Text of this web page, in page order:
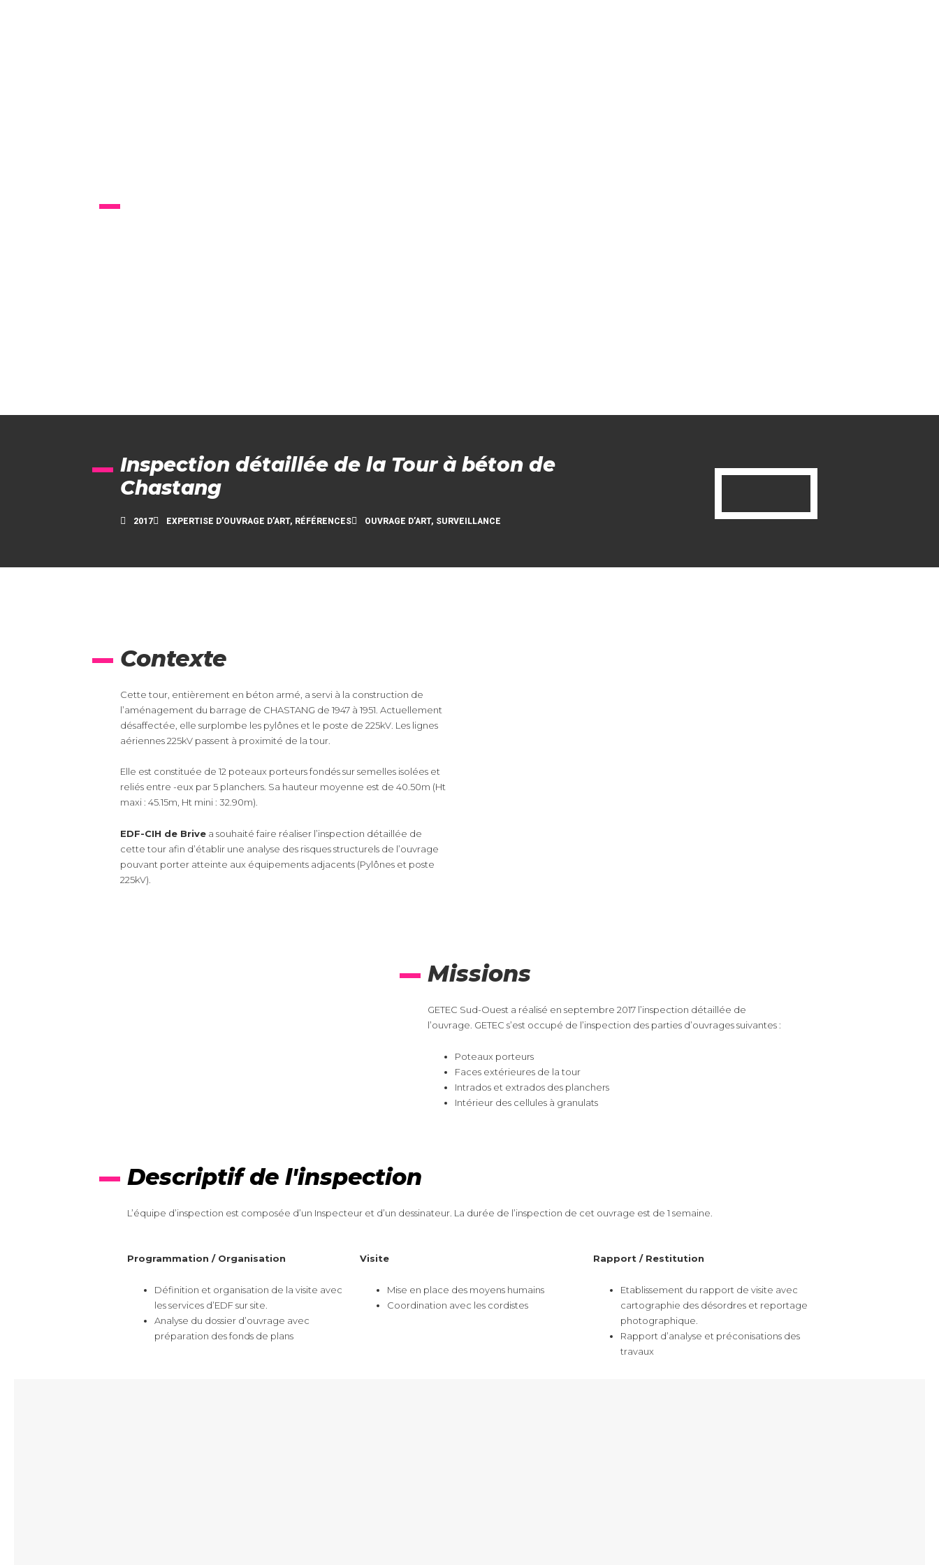
Inspection détaillée de la Tour à béton de
Chastang
2017 EXPERTISE D’OUVRAGE D’ART, RÉFÉRENCES OUVRAGE D’ART, SURVEILLANCE
Contexte
Cette tour, entièrement en béton armé, a servi à la construction de
l’aménagement du barrage de CHASTANG de 1947 à 1951. Actuellement
désaffectée, elle surplombe les pylônes et le poste de 225kV. Les lignes
aériennes 225kV passent à proximité de la tour.
Elle est constituée de 12 poteaux porteurs fondés sur semelles isolées et
reliés entre -eux par 5 planchers. Sa hauteur moyenne est de 40.50m (Ht
maxi : 45.15m, Ht mini : 32.90m).
EDF-CIH de Brive a souhaité faire réaliser l’inspection détaillée de
cette tour afin d’établir une analyse des risques structurels de l’ouvrage
pouvant porter atteinte aux équipements adjacents (Pylônes et poste
225kV).
Missions
GETEC Sud-Ouest a réalisé en septembre 2017 l’inspection détaillée de
l’ouvrage. GETEC s’est occupé de l’inspection des parties d’ouvrages suivantes :
Poteaux porteurs
Faces extérieures de la tour
Intrados et extrados des planchers
Intérieur des cellules à granulats
Descriptif de l'inspection
L’équipe d’inspection est composée d’un Inspecteur et d’un dessinateur. La durée de l’inspection de cet ouvrage est de 1 semaine.
Programmation / Organisation
Définition et organisation de la visite avec
les services d’EDF sur site.
Analyse du dossier d’ouvrage avec
préparation des fonds de plans
Visite
Mise en place des moyens humains
Coordination avec les cordistes
Rapport / Restitution
Etablissement du rapport de visite avec
cartographie des désordres et reportage
photographique.
Rapport d’analyse et préconisations des
travaux